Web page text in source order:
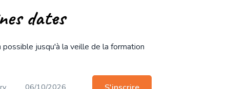
dates
possible jusqu'à la veille de la formation